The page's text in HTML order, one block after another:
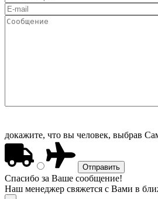
докажите, что вы человек, выбрав
Спасибо за Ваше сообщение!
Наш менеджер свяжется с Вами в